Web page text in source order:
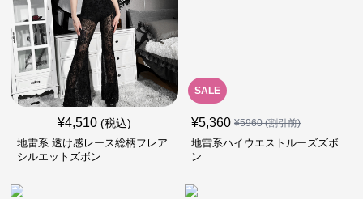
¥4,510 (税込)
地雷系 透け感レース総柄フレア
シルエットズボン
SALE
¥5,360 ¥5960(割引前)
地雷系ハイウエストルーズズボ
ン